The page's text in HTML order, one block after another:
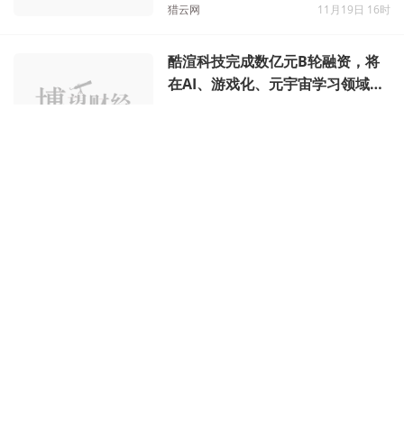
猎云网 11月19日 16时
酷渲科技完成数亿元B轮融资，将
在AI、游戏化、元宇宙学习领域持